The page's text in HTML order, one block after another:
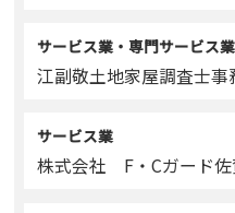
サービス業・専門サービス業
江副敬土地家屋調査士事
サービス業
株式会社 F・Cガード佐